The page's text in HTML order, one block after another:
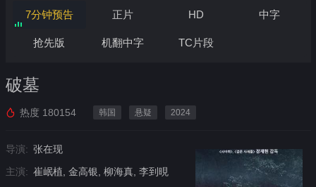
7分钟预告 正片 HD 中字
抢先版 机翻中字 TC片段
破墓
热度 180154 韩国 悬疑 2024
导演: 张在现
主演: 崔岷植, 金高银, 柳海真, 李到晛